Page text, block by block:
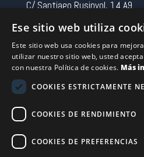
C/ Santiago Rusinyol, 14 A9
Spain
CONTACTO
Tel 0034 93 713 37 30
sermovil@sertronic.es
Acceso intranet para
Ese sitio web utiliza
Este sitio web usa cookies para
utilizar nuestro sitio web, usted
con nuestra Política de cookies. Más
COOKIES ESTRICTAMENTE
COOKIES DE RENDIMIENTO
COOKIES DE PREFERENCIAS